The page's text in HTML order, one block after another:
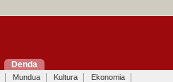
Denda
Mundua Kultura Ekonomia